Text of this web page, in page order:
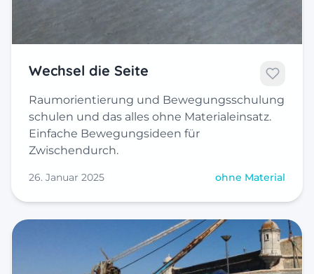
Wechsel die Seite
Raumorientierung und Bewegungsschulung
schulen und das alles ohne Materialeinsatz.
Einfache Bewegungsideen für
Zwischendurch.
26. Januar 2025 ohne Material